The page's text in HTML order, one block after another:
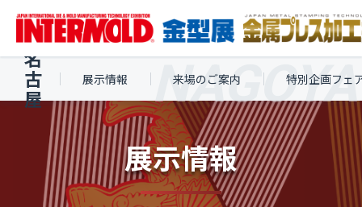
名
古
屋
展示情報 来場のご案内 特別企画フェ
展示情報